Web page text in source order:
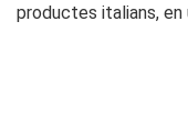
productes italians,